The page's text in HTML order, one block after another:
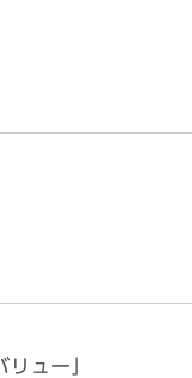
ュー」